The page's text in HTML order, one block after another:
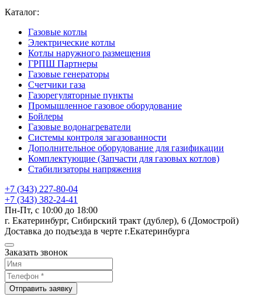
Каталог:
Газовые котлы
Электрические котлы
Котлы наружного размещения
ГРПШ Партнеры
Газовые генераторы
Счетчики газа
Газорегуляторные пункты
Промышленное газовое оборудование
Бойлеры
Газовые водонагреватели
Системы контроля загазованности
Дополнительное оборудование для газификации
Комплектующие (Запчасти для газовых котлов)
Стабилизаторы напряжения
+7 (343) 227-80-04
+7 (343) 382-24-41
Пн-Пт, с 10:00 до 18:00
г. Екатеринбург, Сибирский тракт (дублер), 6 (Домострой)
Доставка до подъезда в черте г.Екатеринбурга
Заказать звонок
Отправить заявку